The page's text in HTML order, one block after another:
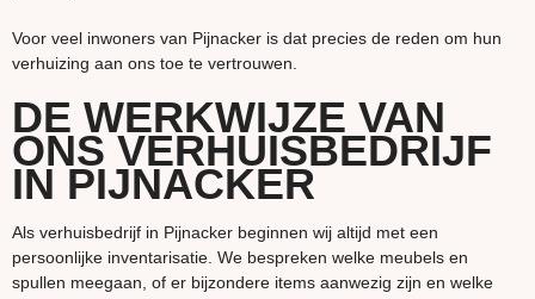
Voor veel inwoners van Pijnacker is dat precies de reden om hun
verhuizing aan ons toe te vertrouwen.
DE WERKWIJZE VAN
ONS VERHUISBEDRIJF
IN PIJNACKER
Als verhuisbedrijf in Pijnacker beginnen wij altijd met een
persoonlijke inventarisatie. We bespreken welke meubels en
spullen meegaan, of er bijzondere items aanwezig zijn en welke